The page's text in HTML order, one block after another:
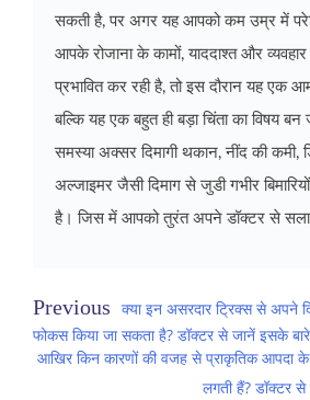
सकती है, पर अगर यह आपको कम उम्र में
आपके रोजाना के कामों, याददाश्त और
प्रभावित कर रही है, तो इस दौरान यह एक
बल्कि यह एक बहुत ही बड़ा चिंता का विषय
समस्या अक्सर दिमागी थकान, नींद की कमी,
अल्जाइमर जैसी दिमाग से जुडी गभीर
है। जिस में आपको तुरंत अपने डॉक्टर से
Post
navigation
क्या इन असरदार ट्रिक्स से अपने
फोकस किया जा सकता है? डॉक्टर से जानें इसके
आखिर किन कारणों की वजह से प्राकृतिक आपदा के
लगती हैं? डॉक्टर